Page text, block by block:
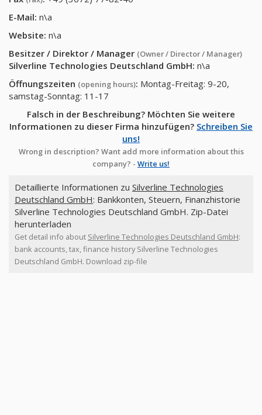
E-Mail: n\a
Website: n\a
Besitzer / Direktor / Manager (Owner / Director / Manager)
Silverline Technologies Deutschland GmbH: n\a
Öffnungszeiten (opening hours): Montag-Freitag: 9-20,
samstag-Sonntag: 11-17
Falsch in der Beschreibung? Möchten Sie weitere
Informationen zu dieser Firma hinzufügen? Schreiben Sie
uns!
Wrong in description? Want add more information about this
company? - Write us!
Detaillierte Informationen zu Silverline Technologies
Deutschland GmbH: Bankkonten, Steuern, Finanzhistorie
Silverline Technologies Deutschland GmbH. Zip-Datei
herunterladen
Get detail info about Silverline Technologies Deutschland GmbH:
bank accounts, tax, finance history Silverline Technologies
Deutschland GmbH. Download zip-file